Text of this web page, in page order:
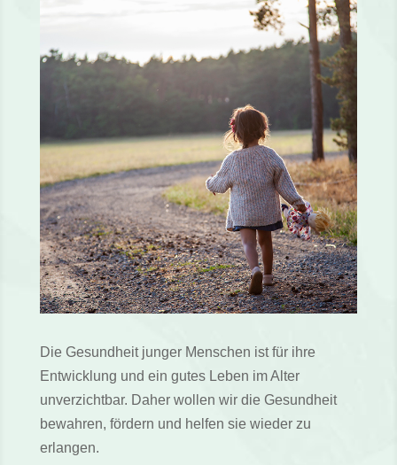
Die Gesundheit junger Menschen ist für ihre
Entwicklung und ein gutes Leben im Alter
unverzichtbar. Daher wollen wir die Gesundheit
bewahren, fördern und helfen sie wieder zu
erlangen.